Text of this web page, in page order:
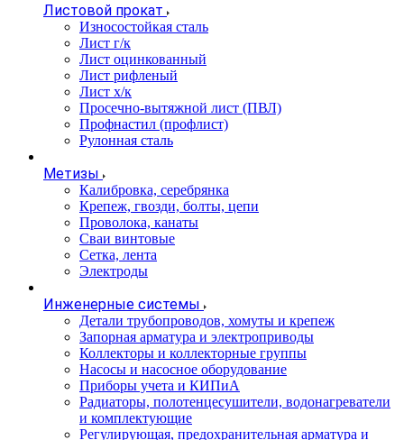
Листовой прокат
Износостойкая сталь
Лист г/к
Лист оцинкованный
Лист рифленый
Лист х/к
Просечно-вытяжной лист (ПВЛ)
Профнастил (профлист)
Рулонная сталь
Метизы
Калибровка, серебрянка
Крепеж, гвозди, болты, цепи
Проволока, канаты
Сваи винтовые
Сетка, лента
Электроды
Инженерные системы
Детали трубопроводов, хомуты и крепеж
Запорная арматура и электроприводы
Коллекторы и коллекторные группы
Насосы и насосное оборудование
Приборы учета и КИПиА
Радиаторы, полотенцесушители, водонагреватели
и комплектующие
Регулирующая, предохранительная арматура и